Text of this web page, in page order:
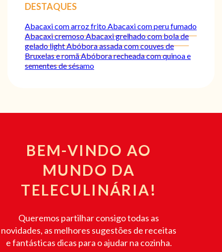
DESTAQUES
Abacaxi com arroz fritoAbacaxi com peru fumado
Abacaxi cremosoAbacaxi grelhado com bola de
gelado lightAbóbora assada com couves de
Bruxelas e romãAbóbora recheada com quinoa e
sementes de sésamo
BEM-VINDO AO
MUNDO DA
TELECULINÁRIA!
Queremos partilhar consigo todas as
novidades, as melhores sugestões de receitas
e fantásticas dicas para o ajudar na cozinha.